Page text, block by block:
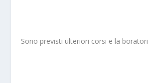
Sono previsti ulteriori corsi e la boratori